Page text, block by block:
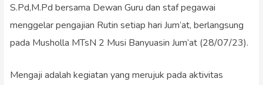
S.Pd,M.Pd bersama Dewan Guru dan staf pegawai
menggelar pengajian Rutin setiap hari Jum’at, berlangsung
pada Musholla MTsN 2 Musi Banyuasin Jum’at (28/07/23).
Mengaji adalah kegiatan yang merujuk pada aktivitas